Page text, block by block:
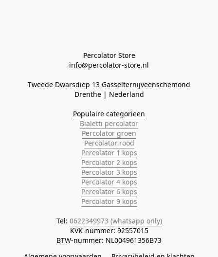
Percolator Store
Tweede Dwarsdiep 13 Gasselternijveenschemond
Populaire categorieen
Bialetti percolator
Percolator groen
Percolator rood
Percolator 1 kops
Percolator 2 kops
Percolator 3 kops
Percolator 4 kops
Percolator 6 kops
Percolator 9 kops
Tel: 0622349973 (whatsapp only)
KVK-nummer: 92557015
BTW-nummer: NL004961356B73